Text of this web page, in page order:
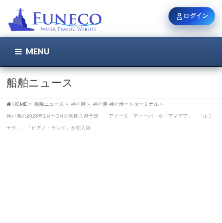
MENU
船舶ニュース
HOME » 船舶ニュース » 神戸港 » 神戸港 神戸ポートターミナル »
神戸港の2026年1月〜3月の客船入港予定 「アイーダ・ディーバ」や「アマデア」、「ルミ
ナラ」、「ピアノ・ランド」が初入港
ログイン
ユーザー名 / メール